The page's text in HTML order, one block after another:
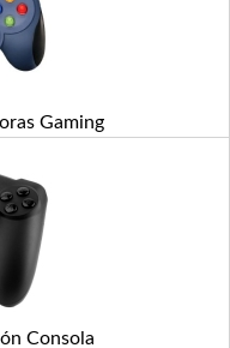
Gaming
Consola